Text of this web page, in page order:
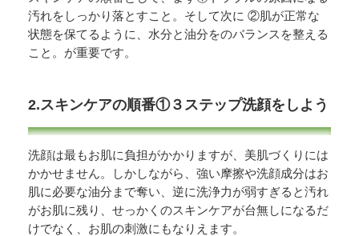
汚れをしっかり落とすこと。そして次に ②肌が正常な
状態を保てるように、水分と油分をのバランスを整える
こと。が重要です。
2.スキンケアの順番①３ステップ洗顔をしよう
洗顔は最もお肌に負担がかかりますが、美肌づくりには
かかせません。しかしながら、強い摩擦や洗顔成分はお
肌に必要な油分まで奪い、逆に洗浄力が弱すぎると汚れ
がお肌に残り、せっかくのスキンケアが台無しになるだ
けでなく、お肌の刺激にもなりえます。